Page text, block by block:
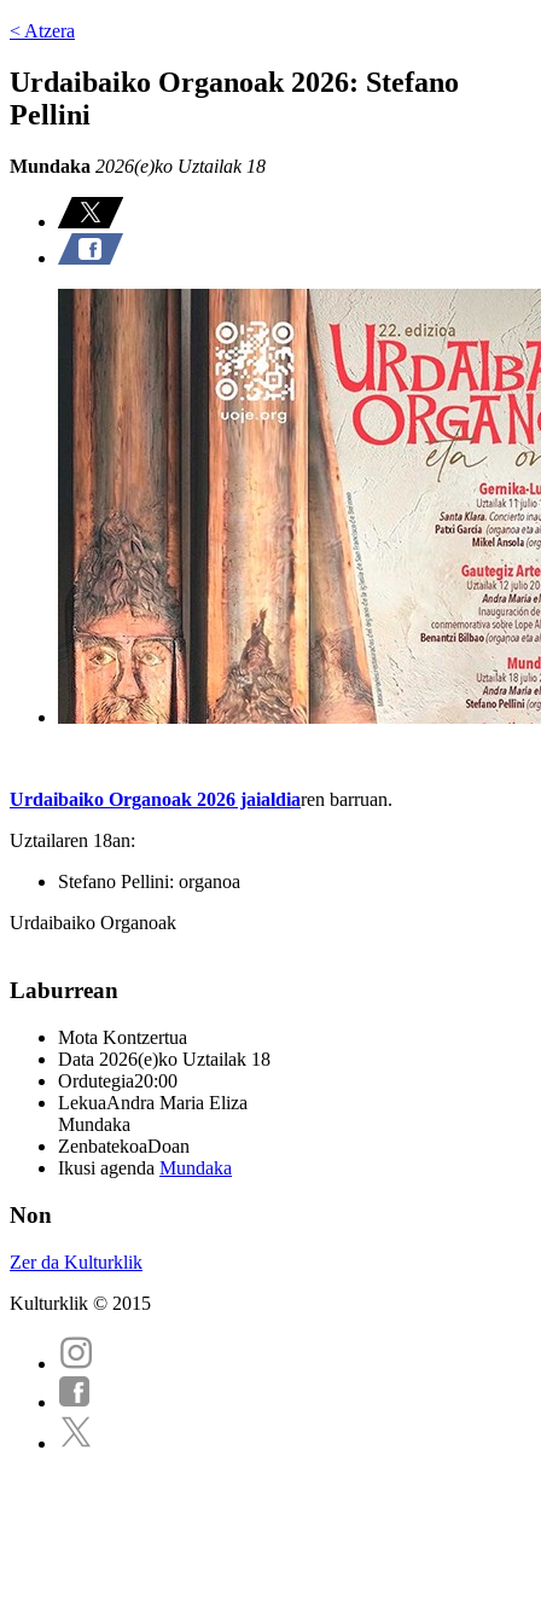
< Atzera
Urdaibaiko Organoak 2026: Stefano
Pellini
Mundaka 2026(e)ko Uztailak 18
Urdaibaiko Organoak 2026 jaialdiaren barruan.
Uztailaren 18an:
Stefano Pellini: organoa
Urdaibaiko Organoak
Laburrean
Mota Kontzertua
Data 2026(e)ko Uztailak 18
Ordutegia20:00
LekuaAndra Maria Eliza
Mundaka
ZenbatekoaDoan
Ikusi agenda Mundaka
Non
Zer da Kulturklik
Kulturklik © 2015